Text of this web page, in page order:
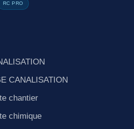
RC PRO
CANALISATION
chantier
chimique